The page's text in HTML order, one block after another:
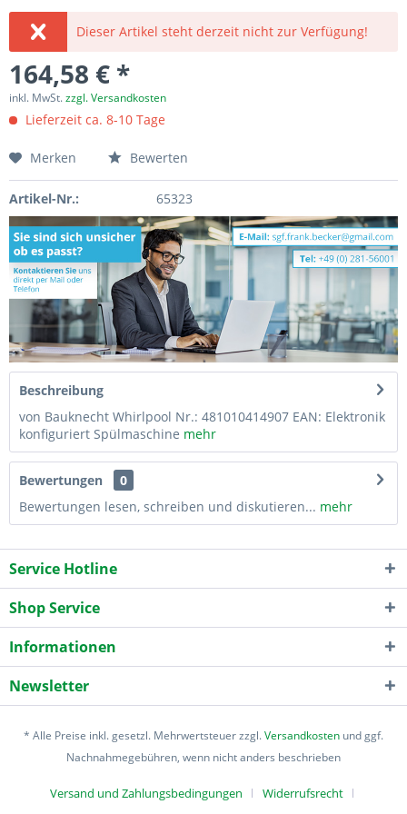
Dieser Artikel steht derzeit nicht zur Verfügung!
164,58 € *
inkl. MwSt.zzgl. Versandkosten
Lieferzeit ca. 8-10 Tage
Merken Bewerten
Artikel-Nr.: 65323
Beschreibung
von Bauknecht Whirlpool Nr.: 481010414907 EAN: Elektronik
konfiguriert Spülmaschine mehr
Bewertungen
0
Bewertungen lesen, schreiben und diskutieren... mehr
Service Hotline
Shop Service
Informationen
Newsletter
* Alle Preise inkl. gesetzl. Mehrwertsteuer zzgl.Versandkosten und ggf.
Nachnahmegebühren, wenn nicht anders beschrieben
Versand und Zahlungsbedingungen Widerrufsrecht